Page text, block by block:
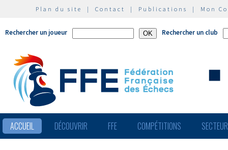
Plan du site | Contact | Publications | Mon
Rechercher un joueur Rechercher un club
ACCUEIL DÉCOUVRIR FFE COMPÉTITIONS